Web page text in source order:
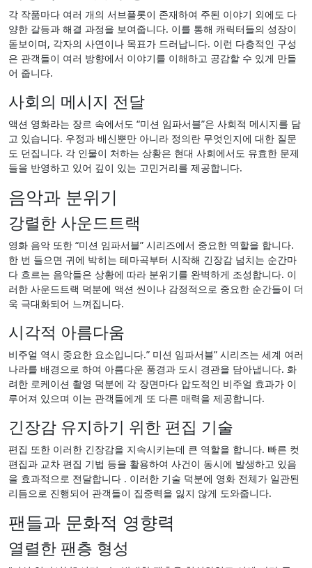
각 작품마다 여러 개의 서브플롯이 존재하여 주된 이야기 외에도 다
양한 갈등과 해결 과정을 보여줍니다. 이를 통해 캐릭터들의 성장이
돋보이며, 각자의 사연이나 목표가 드러납니다. 이런 다층적인 구성
은 관객들이 여러 방향에서 이야기를 이해하고 공감할 수 있게 만들
어 줍니다.
사회의 메시지 전달
액션 영화라는 장르 속에서도 “미션 임파서블”은 사회적 메시지를 담
고 있습니다. 우정과 배신뿐만 아니라 정의란 무엇인지에 대한 질문
도 던집니다. 각 인물이 처하는 상황은 현대 사회에서도 유효한 문제
들을 반영하고 있어 깊이 있는 고민거리를 제공합니다.
음악과 분위기
강렬한 사운드트랙
영화 음악 또한 “미션 임파서블” 시리즈에서 중요한 역할을 합니다.
한 번 들으면 귀에 박히는 테마곡부터 시작해 긴장감 넘치는 순간마
다 흐르는 음악들은 상황에 따라 분위기를 완벽하게 조성합니다. 이
러한 사운드트랙 덕분에 액션 씬이나 감정적으로 중요한 순간들이 더
욱 극대화되어 느껴집니다.
시각적 아름다움
비주얼 역시 중요한 요소입니다.” 미션 임파서블” 시리즈는 세계 여러
나라를 배경으로 하여 아름다운 풍경과 도시 경관을 담아냅니다. 화
려한 로케이션 촬영 덕분에 각 장면마다 압도적인 비주얼 효과가 이
루어져 있으며 이는 관객들에게 또 다른 매력을 제공합니다.
긴장감 유지하기 위한 편집 기술
편집 또한 이러한 긴장감을 지속시키는데 큰 역할을 합니다. 빠른 컷
편집과 교차 편집 기법 등을 활용하여 사건이 동시에 발생하고 있음
을 효과적으로 전달합니다 . 이러한 기술 덕분에 영화 전체가 일관된
리듬으로 진행되어 관객들이 집중력을 잃지 않게 도와줍니다.
팬들과 문화적 영향력
열렬한 팬층 형성